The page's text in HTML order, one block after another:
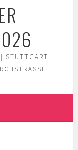
STUTTGART